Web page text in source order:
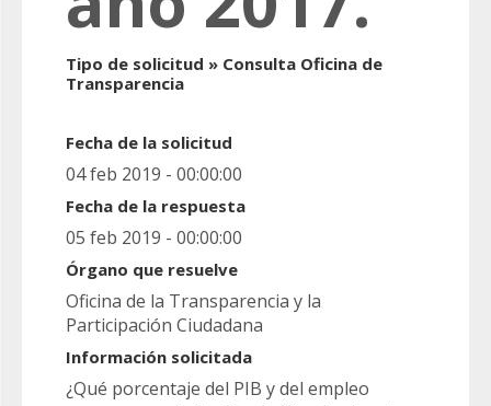
Tipo de solicitud » Consulta Oficina de
Transparencia
Fecha de la solicitud
04 feb 2019 - 00:00:00
Fecha de la respuesta
05 feb 2019 - 00:00:00
Órgano que resuelve
Oficina de la Transparencia y la
Participación Ciudadana
Información solicitada
¿Qué porcentaje del PIB y del empleo